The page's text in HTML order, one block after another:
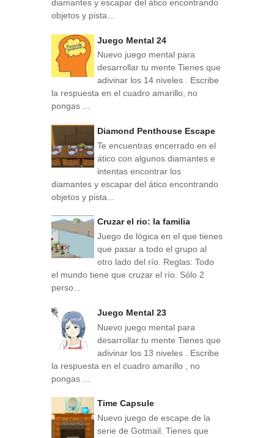
diamantes y escapar del ático encontrando
objetos y pista...
Juego Mental 24
Nuevo juego mental para
desarrollar tu mente Tienes que
adivinar los 14 niveles . Escribe
la respuesta en el cuadro amarillo, no
pongas ...
Diamond Penthouse Escape
Te encuentras encerrado en el
ático con algunos diamantes e
intentas encontrar los
diamantes y escapar del ático encontrando
objetos y pista...
Cruzar el rio: la familia
Juego de lógica en el que tienes
que pasar a todo el grupo al
otro lado del río. Reglas: Todo
el mundo tiene que cruzar el río. Sólo 2
perso...
Juego Mental 23
Nuevo juego mental para
desarrollar tu mente Tienes que
adivinar los 13 niveles . Escribe
la respuesta en el cuadro amarillo , no
pongas ...
Time Capsule
Nuevo juego de escape de la
serie de Gotmail. Tienes que